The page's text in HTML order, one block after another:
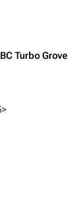
Turbo Grove